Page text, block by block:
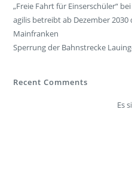
„Freie Fahrt für Einserschüler“
agilis betreibt ab Dezember
Mainfranken
Sperrung der Bahnstrecke
Recent Comments
Es